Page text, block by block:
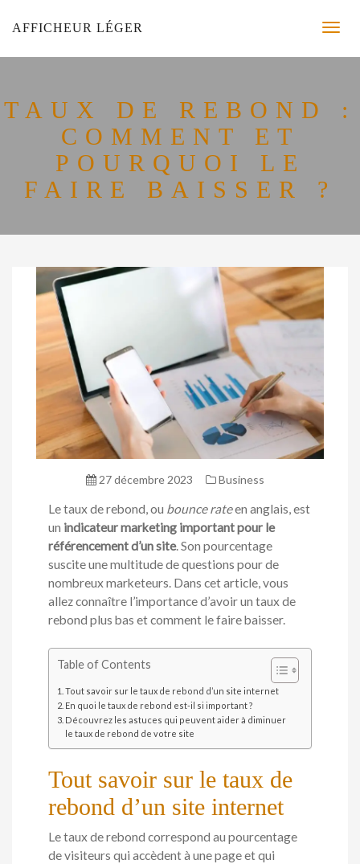
AFFICHEUR LÉGER
TAUX DE REBOND :
COMMENT ET
POURQUOI LE
FAIRE BAISSER ?
27 décembre 2023 Business
Le taux de rebond, ou bounce rateen anglais, est
un indicateur marketing important pour le
référencement d’un site. Son pourcentage
suscite une multitude de questions pour de
nombreux marketeurs. Dans cet article, vous
allez connaître l’importance d’avoir un taux de
rebond plus bas et comment le faire baisser.
Table of Contents
Tout savoir sur le taux de rebond d’un site internet
En quoi le taux de rebond est-il si important ?
Découvrez les astuces qui peuvent aider à diminuer
le taux de rebond de votre site
Tout savoir sur le taux de
rebond d’un site internet
Le taux de rebond correspond au pourcentage
de visiteurs qui accèdent à une page et qui